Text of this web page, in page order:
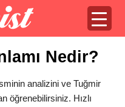
Nedir?
analizini ve Tuğmir
öğrenebilirsiniz. Hızlı